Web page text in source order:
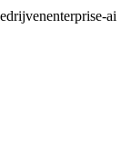
enterprise-ai